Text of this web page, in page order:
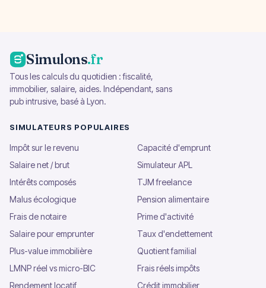
Simulons.fr
Tous les calculs du quotidien : fiscalité,
immobilier, salaire, aides. Indépendant, sans
pub intrusive, basé à Lyon.
SIMULATEURS POPULAIRES
Impôt sur le revenu
Capacité d'emprunt
Salaire net / brut
Simulateur APL
Intérêts composés
TJM freelance
Malus écologique
Pension alimentaire
Frais de notaire
Prime d'activité
Salaire pour emprunter
Taux d'endettement
Plus-value immobilière
Quotient familial
LMNP réel vs micro-BIC
Frais réels impôts
Rendement locatif
Crédit immobilier